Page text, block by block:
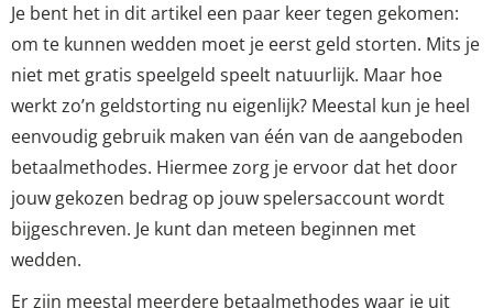
Je bent het in dit artikel een paar keer tegen gekomen:
om te kunnen wedden moet je eerst geld storten. Mits je
niet met gratis speelgeld speelt natuurlijk. Maar hoe
werkt zo’n geldstorting nu eigenlijk? Meestal kun je heel
eenvoudig gebruik maken van één van de aangeboden
betaalmethodes. Hiermee zorg je ervoor dat het door
jouw gekozen bedrag op jouw spelersaccount wordt
bijgeschreven. Je kunt dan meteen beginnen met
wedden.
Er zijn meestal meerdere betaalmethodes waar je uit